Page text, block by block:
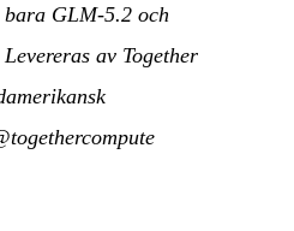
GLM-5.2 och
av Together